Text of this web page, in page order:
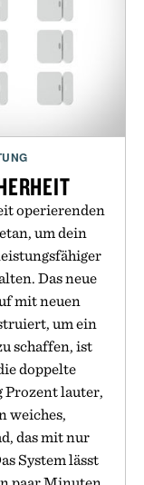
operierenden
um dein
Das neue
mit neuen
um ein
schaffen, ist
doppelte
Prozent lauter,
weiches,
das mit nur
System lässt